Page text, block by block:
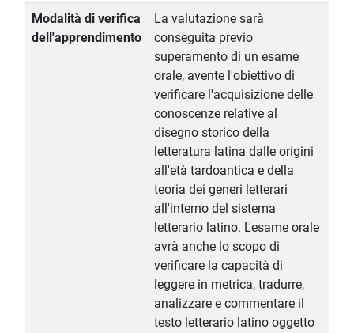
Modalità di verifica
dell'apprendimento
La valutazione sarà
conseguita previo
superamento di un esame
orale, avente l'obiettivo di
verificare l'acquisizione delle
conoscenze relative al
disegno storico della
letteratura latina dalle origini
all'età tardoantica e della
teoria dei generi letterari
all'interno del sistema
letterario latino. L'esame orale
avrà anche lo scopo di
verificare la capacità di
leggere in metrica, tradurre,
analizzare e commentare il
testo letterario latino oggetto